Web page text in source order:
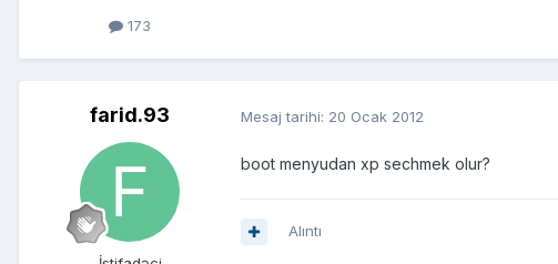
173
farid.93 Mesaj tarihi: 20 Ocak 2012
boot menyudan xp sechmek olur?
Alıntı